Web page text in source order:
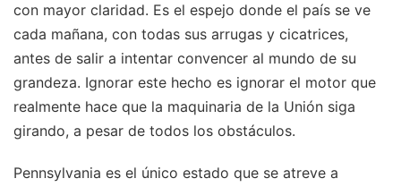
con mayor claridad. Es el espejo donde el país se ve
cada mañana, con todas sus arrugas y cicatrices,
antes de salir a intentar convencer al mundo de su
grandeza. Ignorar este hecho es ignorar el motor que
realmente hace que la maquinaria de la Unión siga
girando, a pesar de todos los obstáculos.
Pennsylvania es el único estado que se atreve a